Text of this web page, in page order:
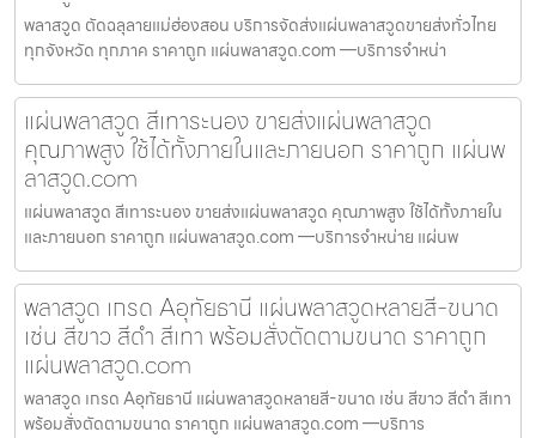
พลาสวูด ตัดฉลุลายแม่ฮ่องสอน บริการจัดส่งแผ่นพลาสวูดขายส่งทั่วไทย
ทุกจังหวัด ทุกภาค ราคาถูก แผ่นพลาสวูด.com —บริการจำหน่า
แผ่นพลาสวูด สีเทาระนอง ขายส่งแผ่นพลาสวูด
คุณภาพสูง ใช้ได้ทั้งภายในและภายนอก ราคาถูก แผ่นพ
ลาสวูด.com
แผ่นพลาสวูด สีเทาระนอง ขายส่งแผ่นพลาสวูด คุณภาพสูง ใช้ได้ทั้งภายใน
และภายนอก ราคาถูก แผ่นพลาสวูด.com —บริการจำหน่าย แผ่นพ
พลาสวูด เกรด Aอุทัยธานี แผ่นพลาสวูดหลายสี-ขนาด
เช่น สีขาว สีดำ สีเทา พร้อมสั่งตัดตามขนาด ราคาถูก
แผ่นพลาสวูด.com
พลาสวูด เกรด Aอุทัยธานี แผ่นพลาสวูดหลายสี-ขนาด เช่น สีขาว สีดำ สีเทา
พร้อมสั่งตัดตามขนาด ราคาถูก แผ่นพลาสวูด.com —บริการ